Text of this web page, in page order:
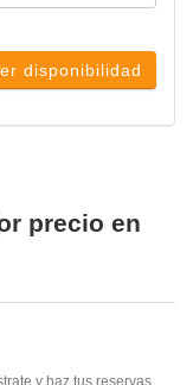
disponibilidad
precio en
y haz tus reservas